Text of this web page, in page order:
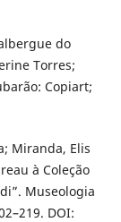
do
Torres;
Copiart;
Miranda, Elis
à Coleção
Museologia
DOI: